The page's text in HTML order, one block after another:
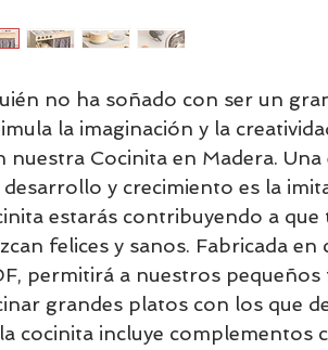
no ha soñado con ser un
la imaginación y la
nuestra Cocinita en Madera.
desarrollo y crecimiento es la
estarás contribuyendo a que
felices y sanos. Fabricada
permitirá a nuestros pequeños
grandes platos con los que
cocinita incluye complementos